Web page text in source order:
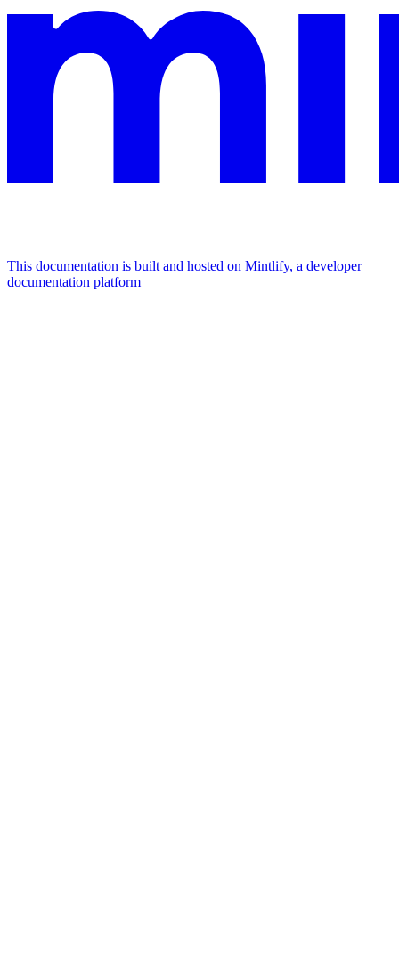
This documentation is built and hosted on Mintlify, a developer
documentation platform